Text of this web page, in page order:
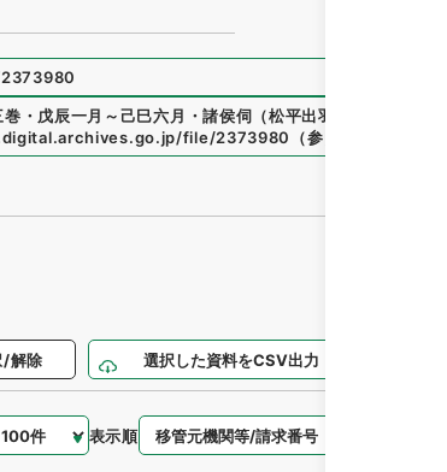
・戊辰一月～己巳六月・諸侯伺（松平出羽守定安）
file/2373980 （参照
/解除 選択した資料をCSV出力
表示順